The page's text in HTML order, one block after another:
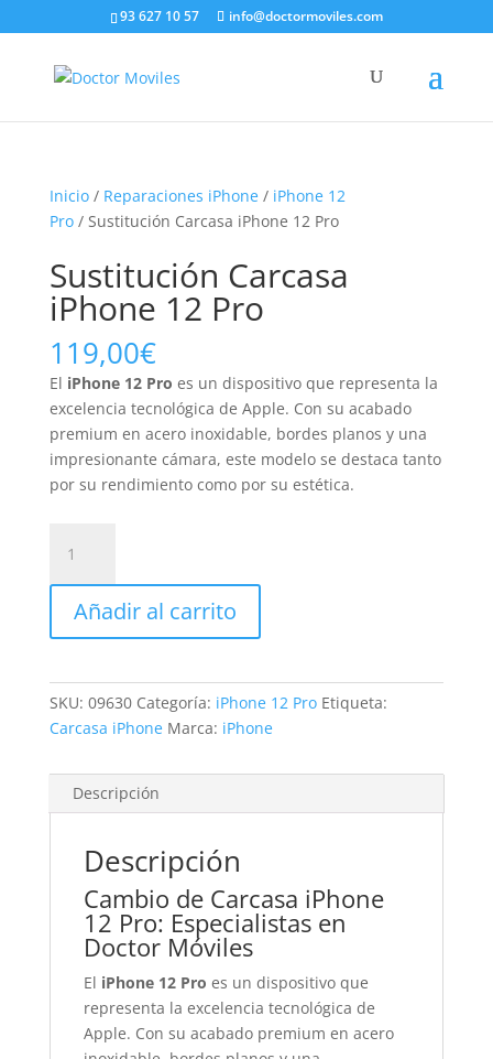
93 627 10 57 info@doctormoviles.com
Inicio/ Reparaciones iPhone/ iPhone 12
Pro/ Sustitución Carcasa iPhone 12 Pro
Sustitución Carcasa
iPhone 12 Pro
119,00€
El iPhone 12 Pro es un dispositivo que representa la
excelencia tecnológica de Apple. Con su acabado
premium en acero inoxidable, bordes planos y una
impresionante cámara, este modelo se destaca tanto
por su rendimiento como por su estética.
Carcasa
iPhone
Pro
Añadir al carrito
SKU: 09630 Categoría: iPhone 12 Pro Etiqueta:
Carcasa iPhone Marca: iPhone
Descripción
Descripción
Cambio de Carcasa iPhone
12 Pro: Especialistas en
Doctor Móviles
El iPhone 12 Pro es un dispositivo que
representa la excelencia tecnológica de
Apple. Con su acabado premium en acero